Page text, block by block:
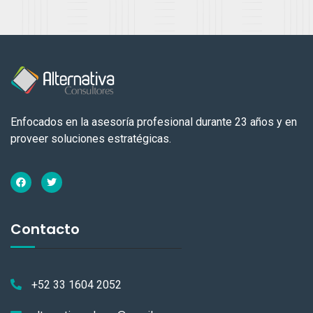
Enfocados en la asesoría profesional durante 23 años y en
proveer soluciones estratégicas.
Contacto
+52 33 1604 2052